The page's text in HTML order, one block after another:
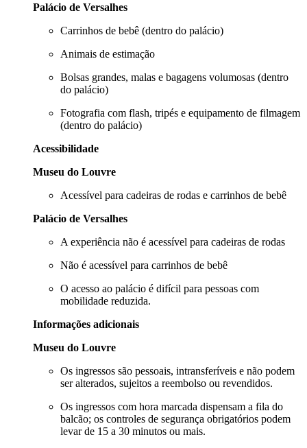
Palácio de Versalhes
Carrinhos de bebê (dentro do palácio)
Animais de estimação
Bolsas grandes, malas e bagagens volumosas (dentro
do palácio)
Fotografia com flash, tripés e equipamento de filmagem
(dentro do palácio)
Acessibilidade
Museu do Louvre
Acessível para cadeiras de rodas e carrinhos de bebê
Palácio de Versalhes
A experiência não é acessível para cadeiras de rodas
Não é acessível para carrinhos de bebê
O acesso ao palácio é difícil para pessoas com
mobilidade reduzida.
Informações adicionais
Museu do Louvre
Os ingressos são pessoais, intransferíveis e não podem
ser alterados, sujeitos a reembolso ou revendidos.
Os ingressos com hora marcada dispensam a fila do
balcão; os controles de segurança obrigatórios podem
levar de 15 a 30 minutos ou mais.